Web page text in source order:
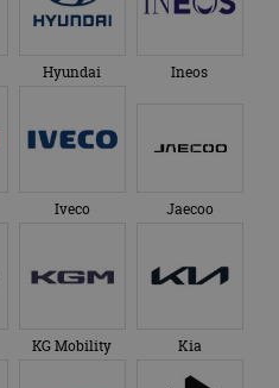
Hyundai Ineos
Iveco Jaecoo
KG Mobility Kia
te behouden.
bezocht.